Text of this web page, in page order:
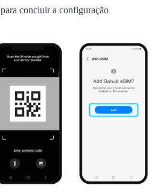
para concluir a configuração